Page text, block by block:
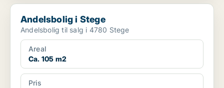
Andelsbolig i Stege
Andelsbolig i Stege
Andelsbolig til salg i 4780 Stege
Areal
Ca. 105 m2
Pris